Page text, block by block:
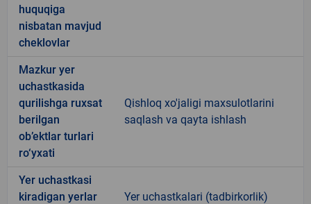
huquqiga
nisbatan mavjud
cheklovlar
Mazkur yer
uchastkasida
qurilishga ruxsat
berilgan
ob’ektlar turlari
ro‘yxati
Qishloq xo'jaligi maxsulotlarini
saqlash va qayta ishlash
Yer uchastkasi
kiradigan yerlar
Yer uchastkalari (tadbirkorlik)